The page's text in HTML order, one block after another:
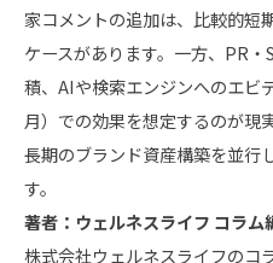
家コメントの追加は、比較的短
ケースがあります。一方、PR
積、AIや検索エンジンへのエビ
月）での効果を想定するのが現
長期のブランド資産構築を並行
す。
著者：ウェルネスライフ コラム
株式会社ウェルネスライフのコ